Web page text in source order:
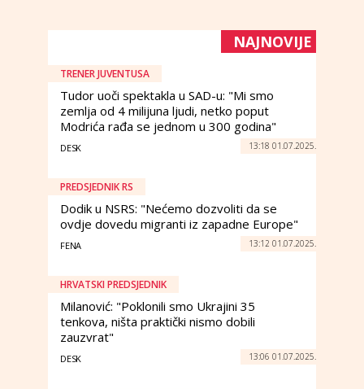
NAJNOVIJE
TRENER JUVENTUSA
Tudor uoči spektakla u SAD-u: "Mi smo
zemlja od 4 milijuna ljudi, netko poput
Modrića rađa se jednom u 300 godina"
DESK 13:18 01.07.2025.
PREDSJEDNIK RS
Dodik u NSRS: "Nećemo dozvoliti da se
ovdje dovedu migranti iz zapadne Europe"
FENA 13:12 01.07.2025.
HRVATSKI PREDSJEDNIK
Milanović: "Poklonili smo Ukrajini 35
tenkova, ništa praktički nismo dobili
zauzvrat"
DESK 13:06 01.07.2025.